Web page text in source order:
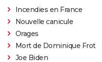
Incendies en France
Nouvelle canicule
Orages
Mort de Dominique Frot
Joe Biden